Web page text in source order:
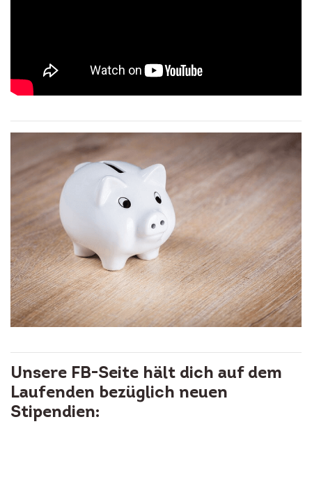
Unsere FB-Seite hält dich auf dem
Laufenden bezüglich neuen
Stipendien: